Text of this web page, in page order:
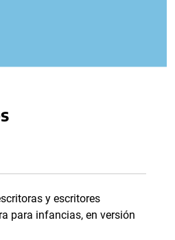
y escritores
para infancias, en versión